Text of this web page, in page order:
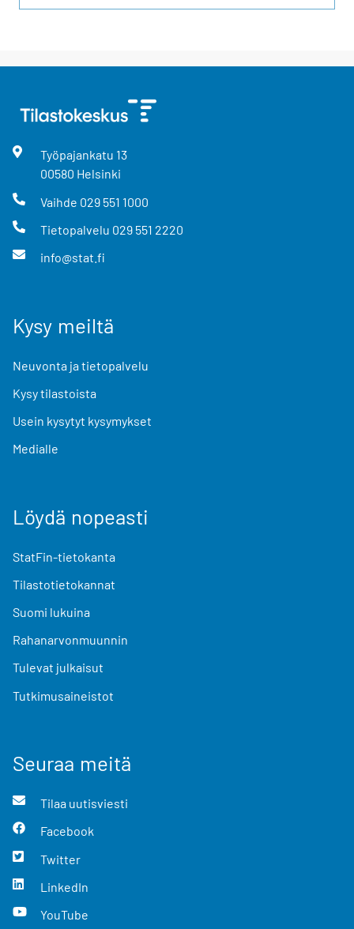
Työpajankatu 13
00580 Helsinki
Vaihde 029 551 1000
Tietopalvelu 029 551 2220
info@stat.fi
Kysy meiltä
Neuvonta ja tietopalvelu
Kysy tilastoista
Usein kysytyt kysymykset
Medialle
Löydä nopeasti
StatFin-tietokanta
Tilastotietokannat
Suomi lukuina
Rahanarvonmuunnin
Tulevat julkaisut
Tutkimusaineistot
Seuraa meitä
Tilaa uutisviesti
Facebook
Twitter
LinkedIn
YouTube